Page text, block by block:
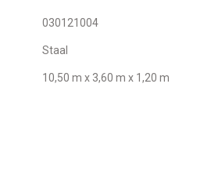
030121004
Staal
10,50 m x 3,60 m x 1,20 m